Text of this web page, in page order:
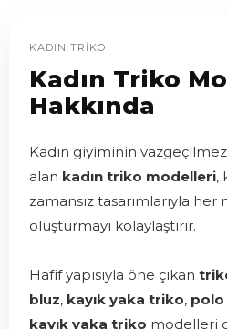
KADIN TRIKO
Kadın Triko
Hakkında
Kadın giyiminin
alan kadın triko modelleri,
zamansız tasarımlarıyla
oluşturmayı kolaylaştırır.
Hafif yapısıyla öne çıkan
bluz, kayık yaka triko,
kayık yaka triko modelleri